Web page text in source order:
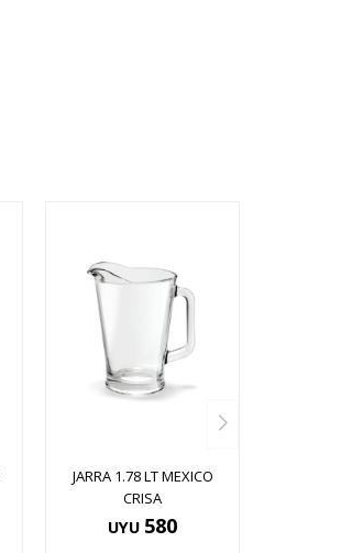
JARRA 1.78 LT MEXICO
CRISA
UYU 580